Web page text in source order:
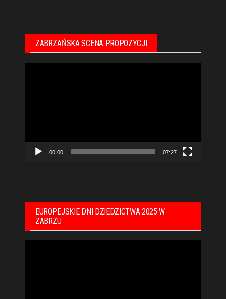
ZABRZAŃSKA SCENA PROPOZYCJI
00:00 07:27
EUROPEJSKIE DNI DZIEDZICTWA 2025 W
ZABRZU